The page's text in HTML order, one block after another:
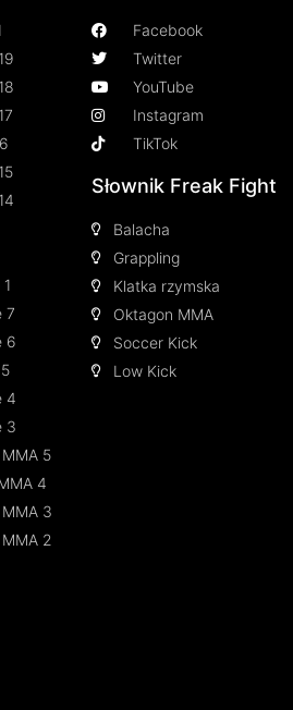
7
6
4
3
5
4
3
2
Facebook
Twitter
YouTube
Instagram
TikTok
Słownik Freak Fight
Balacha
Grappling
Klatka rzymska
Oktagon MMA
Soccer Kick
Low Kick